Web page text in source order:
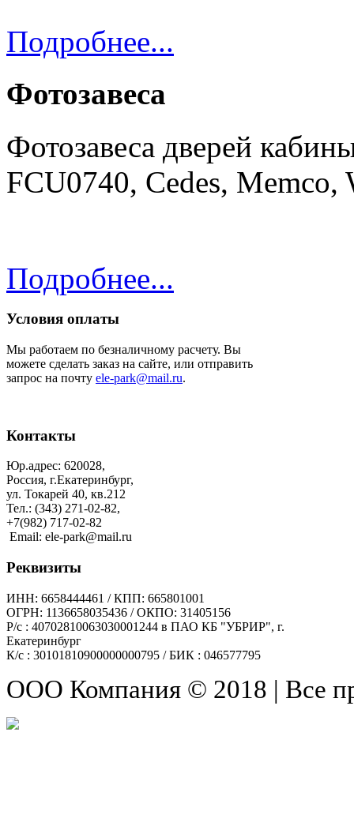
Подробнее...
Фотозавеса
Фотозавеса дверей
FCU0740, Cedes, Memco,
Подробнее...
Условия оплаты
Мы работаем по безналичному расчету. Вы
можете сделать заказ на сайте, или отправить
запрос на почту ele-park@mail.ru.
Контакты
Юр.адрес: 620028,
Россия, г.Екатеринбург,
ул. Токарей 40, кв.212
Тел.: (343) 271-02-82,
+7(982) 717-02-82
Email: ele-park@mail.ru
Реквизиты
ИНН: 6658444461 / КПП: 665801001
ОГРН: 1136658035436 / ОКПО: 31405156
Р/с : 40702810063030001244 в ПАО КБ "УБРИР", г.
Екатеринбург
К/с : 30101810900000000795 / БИК : 046577795
ООО Компания © 2018 | Все